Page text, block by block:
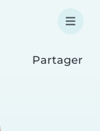
Partager